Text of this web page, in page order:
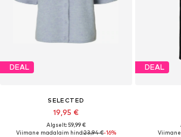
DEAL
SELECTED
19,95 €
Algselt: 59,99 €
Viimane madalaim hind:23,94 €-16%
DEAL